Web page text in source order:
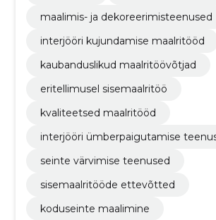
maalimis- ja dekoreerimisteenused
interjööri kujundamise maalritööd
kaubanduslikud maalritöövõtjad
eritellimusel sisemaalritöö
kvaliteetsed maalritööd
interjööri ümberpaigutamise
seinte värvimise teenused
sisemaalritööde ettevõtted
koduseinte maalimine